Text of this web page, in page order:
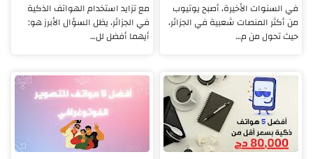
في السنوات الأخيرة، أصبح يوتيوب
من أكثر المنصات شعبية في الجزائر،
حيث تحول من م…
مع تزايد استخدام الهواتف الذكية
في الجزائر، يظل السؤال الأبرز هو:
أيهما أفضل لل…